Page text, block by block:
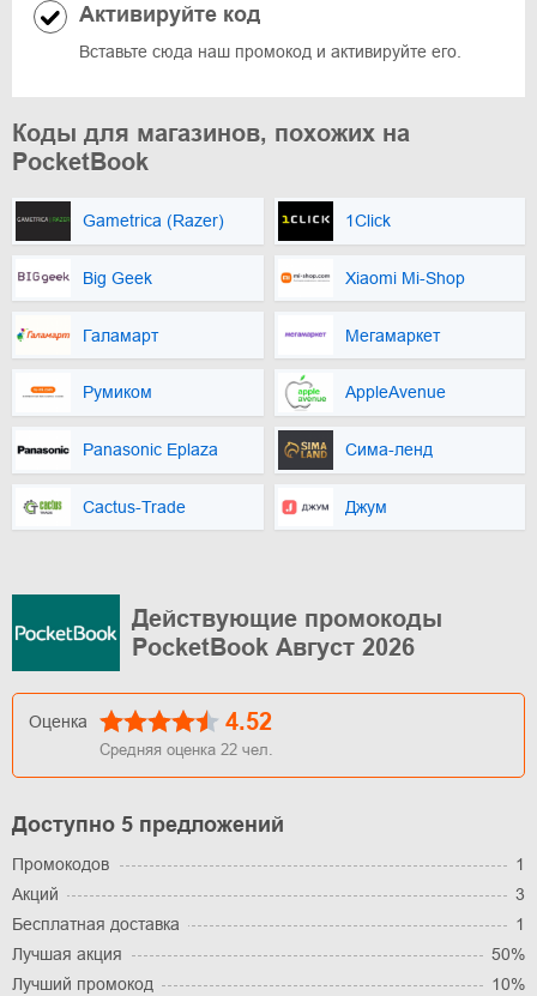
Активируйте код
Вставьте сюда наш промокод и активируйте его.
Коды для магазинов, похожих на
PocketBook
Gametrica (Razer) 1Click
Big Geek Xiaomi Mi-Shop
Галамарт Мегамаркет
Румиком AppleAvenue
Panasonic Eplaza Сима-ленд
Cactus-Trade Джум
Действующие промокоды
PocketBook Август 2026
Оценка 4.52
Средняя оценка 22 чел.
Доступно 5 предложений
Промокодов
1
Акций
3
Бесплатная доставка
1
Лучшая акция
50%
Лучший промокод
10%